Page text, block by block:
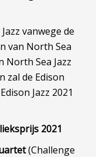
vanwege de
van North Sea
North Sea Jazz
zal de Edison
Jazz 2021
2021
(Challenge